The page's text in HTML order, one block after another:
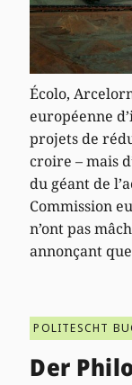
Écolo,
européenne
projets de
croire – mais
du géant de
Commission
n’ont pas
annonçant que
POLITESCHT
Der